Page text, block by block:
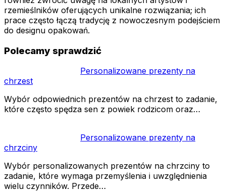
rzemieślników oferujących unikalne rozwiązania; ich
prace często łączą tradycję z nowoczesnym podejściem
do designu opakowań.
Polecamy sprawdzić
Personalizowane prezenty na
chrzest
Wybór odpowiednich prezentów na chrzest to zadanie,
które często spędza sen z powiek rodzicom oraz…
Personalizowane prezenty na
chrzciny
Wybór personalizowanych prezentów na chrzciny to
zadanie, które wymaga przemyślenia i uwzględnienia
wielu czynników. Przede…